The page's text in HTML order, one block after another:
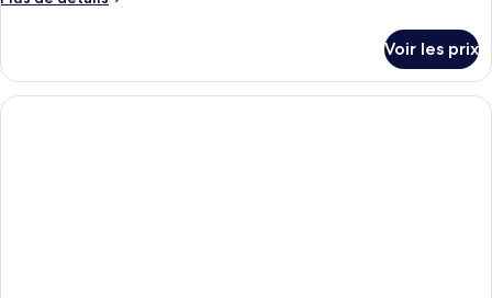
chambre :
Family
Loft
le
type
de
Voir les prix